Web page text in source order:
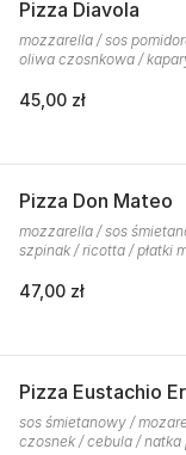
Pizza Diavola
mozzarella / sos
oliwa czosnkowa /
45,00 zł
Pizza Don Mateo
mozzarella / sos
szpinak / ricotta / płatki
47,00 zł
Pizza Eustachio
sos śmietanowy /
czosnek / cebula / natka